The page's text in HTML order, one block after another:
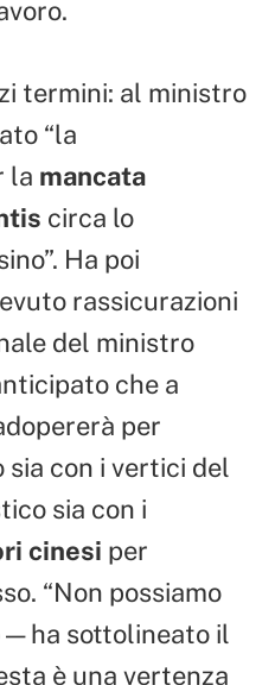
termini: al ministro
“la
la mancata
circa lo
Ha poi
rassicurazioni
del ministro
che a
per
con i vertici del
sia con i
cinesi per
“Non possiamo
ha sottolineato il
è una vertenza